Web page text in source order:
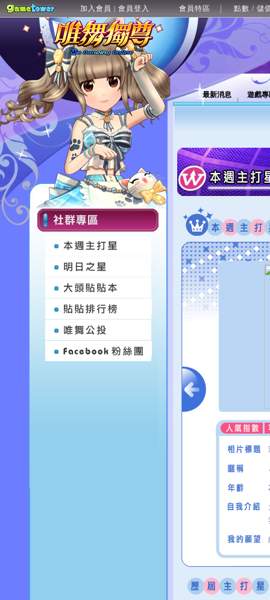
加入會員 | 會員登入 會員特區 點數 / 儲
最新消息 遊戲